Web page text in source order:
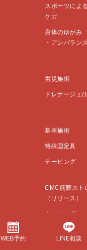
スポーツによる
ケガ
身体のゆがみ
・アンバランス
労災施術
ドレナージュ
基本施術
特殊固定具
テーピング
CMC筋膜スト
（リリース）
カッピング
自律神経調整
WEB予約 LINE相談